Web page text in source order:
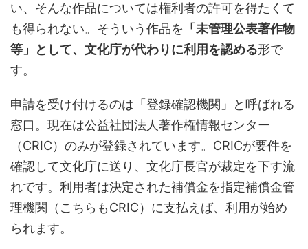
い、そんな作品については権利者の許可を得たくて
も得られない。そういう作品を 「未管理公表著作物
等」として、文化庁が代わりに利用を認める形で
す。
申請を受け付けるのは「登録確認機関」と呼ばれる
窓口。現在は公益社団法人著作権情報センター
（CRIC）のみが登録されています。CRICが要件を
確認して文化庁に送り、文化庁長官が裁定を下す流
れです。利用者は決定された補償金を指定補償金管
理機関（こちらもCRIC）に支払えば、利用が始め
られます。